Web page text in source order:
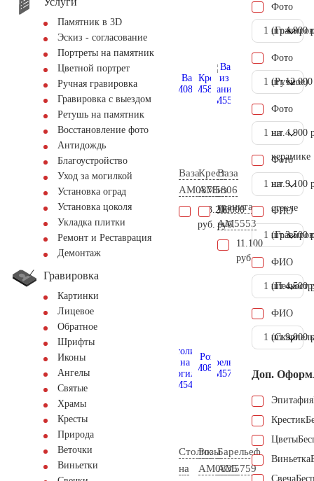
Памятник в 3D
Эскиз - согласование
Портреты на памятник
Цветной портрет
Ручная гравировка
Гравировка с выездом
Ретушь на памятник
Восстановление фото
Антидождь
Благоустройство
Уход за могилкой
Установка оград
Установка цоколя
Укладка плитки
Ремонт и Реставрация
Демонтаж
Гравировка
Картинки
Лицевое
Обратное
Шрифты
Иконы
Ангелы
Святые
Храмы
Кресты
Природа
Веточки
Виньетки
Ваза
AM0878
103.200
руб.
Крест
AM5806
16.000
руб.
Ваза
из
гранита
AM5553
11.100
руб.
Столик
на
Розы
AM0835
Барельеф
AM5759
Фото
1 шт.4.900
Фото
(Ручное)
1 шт.
Фото
на
керамике
1 шт. 4.900
Фото
на
стекле
1 шт. 9.100
ФИО
1 шт.3.500
ФИО
1 шт.4.500
ФИО
1 шт.9.000
Доп.
Эпитафия
Крестик
Цветы
Виньетка
Свеча